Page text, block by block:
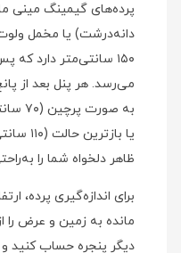
پرده‌های گیمینگ مینی‌
دانه‌درشت) یا مخمل
می‌رسد. هر پنل بعد از
یا
ظاهر دلخواه شما را
مانده به زمین و عرض